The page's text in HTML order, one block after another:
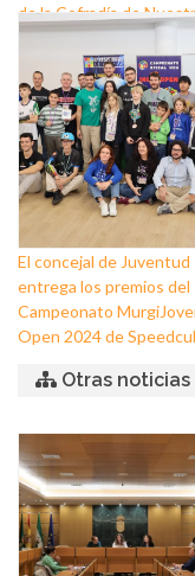
de la Cofradía de
Padre Jesús Nazareno y
Nuestra Señora de los
de Balerma
El concejal de Juventud
entrega los premios del
Campeonato
Open 2024 de
Otras noticias